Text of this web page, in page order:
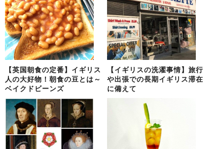
【英国朝食の定番】イギリス
人の大好物！朝食の豆とは～
ベイクドビーンズ
【イギリスの洗濯事情】旅行
や出張での長期イギリス滞在
に備えて